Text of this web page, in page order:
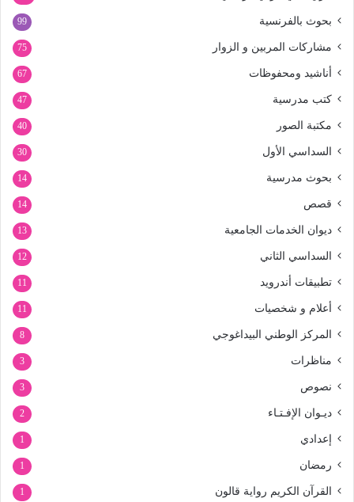
بحوث بالفرنسية 99
مشاركات المربين و الزوار 75
أناشيد ومحفوظات 67
كتب مدرسية 47
مكتبة الصور 40
السداسي الأول 30
بحوث مدرسية 14
قصص 14
ديوان الخدمات الجامعية 13
السداسي الثاني 12
تطبيقات أندرويد 11
أعلام و شخصيات 11
المركز الوطني البيداغوجي 8
مناظرات 3
نصوص 3
ديـوان الإفـتـاء 2
إعدادي 1
رمضان 1
القرآن الكريم رواية قالون 1